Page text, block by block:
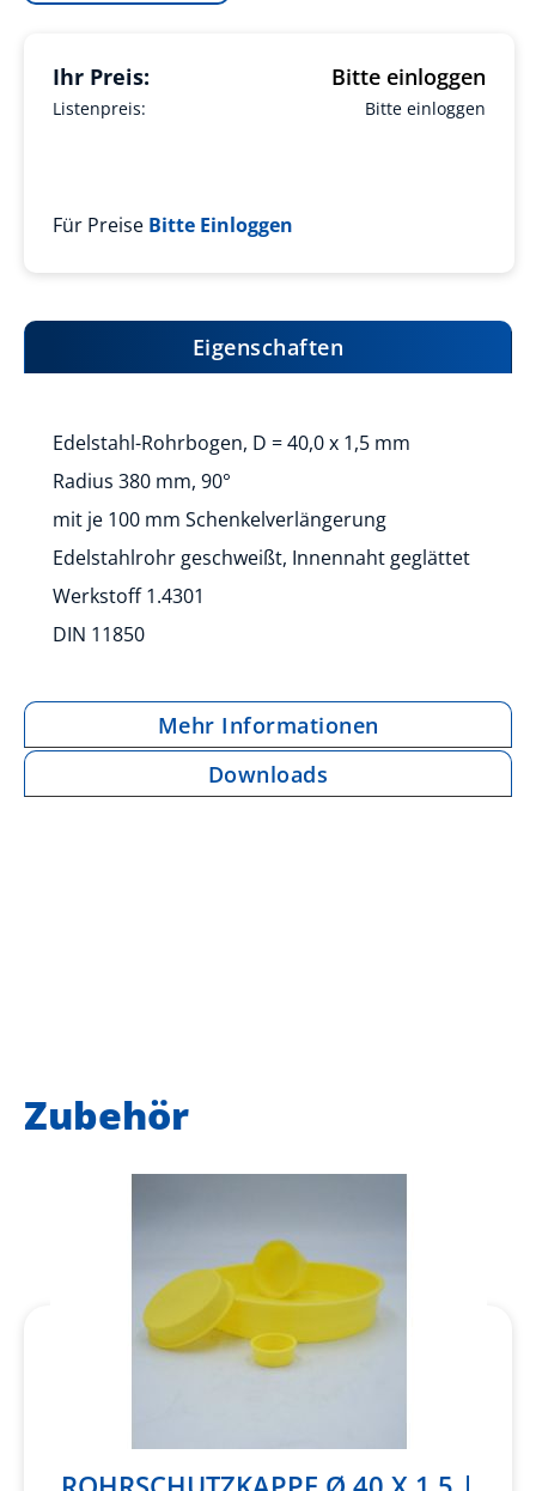
Listenpreis: Bitte einloggen
Ihr Preis: Bitte einloggen
Für Preise Bitte Einloggen
Eigenschaften
Edelstahl-Rohrbogen, D = 40,0 x 1,5 mm
Radius 380 mm, 90°
mit je 100 mm Schenkelverlängerung
Edelstahlrohr geschweißt, Innennaht geglättet
Werkstoff 1.4301
DIN 11850
Mehr Informationen
Downloads
Zubehör